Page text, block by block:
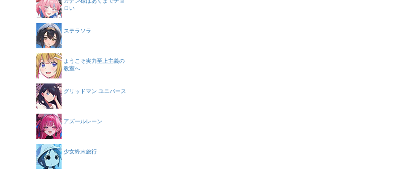
ロい
ステラソラ
ようこそ実力至上主義の
教室へ
グリッドマン ユニバース
アズールレーン
少女終末旅行